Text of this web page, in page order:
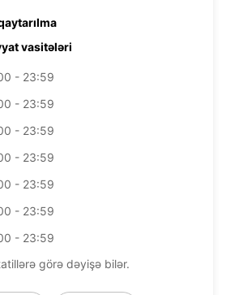
vasitələri
- 23:59
- 23:59
- 23:59
- 23:59
- 23:59
- 23:59
- 23:59
görə dəyişə bilər.